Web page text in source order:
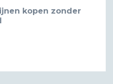
kopen zonder